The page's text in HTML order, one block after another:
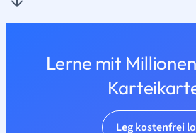
Lerne mit
Leg kostenfrei